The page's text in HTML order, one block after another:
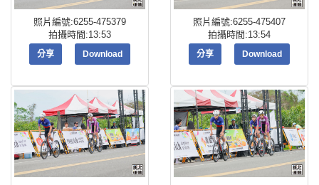
照片編號:6255-475379
拍攝時間:13:53
分享 Download
照片編號:6255-475407
拍攝時間:13:54
分享 Download